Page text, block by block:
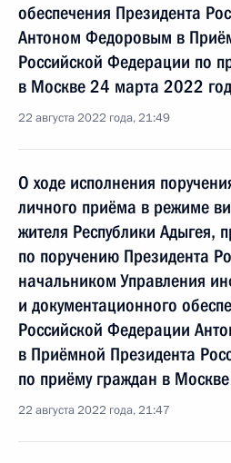
обеспечения Президента
Антоном Федоровым в
Российской Федерации по
в Москве 24 марта 2022
22 августа 2022 года, 21:49
О ходе исполнения
личного приёма в режиме
жителя Республики Адыгея,
по поручению Президента
начальником Управления
и документационного
Российской Федерации
в Приёмной Президента
по приёму граждан в
22 августа 2022 года, 21:47